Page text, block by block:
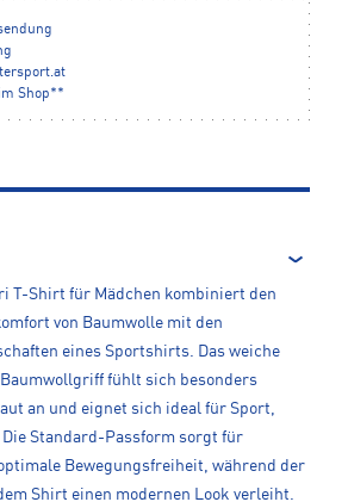
Shop**
T-Shirt für Mädchen kombiniert den
von Baumwolle mit den
eines Sportshirts. Das weiche
fühlt sich besonders
an und eignet sich ideal für Sport,
Standard-Passform sorgt für
Bewegungsfreiheit, während der
Shirt einen modernen Look verleiht.